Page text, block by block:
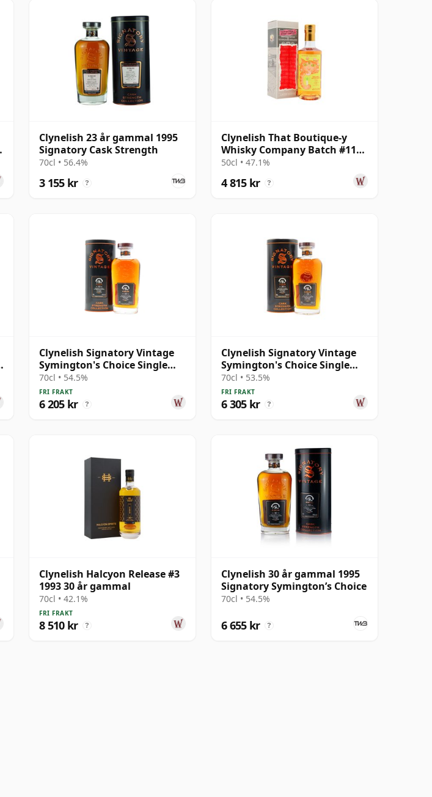
Clynelish 23 år gammal 1995
Signatory Cask Strength
70cl • 56.4%
3 155 kr ?
Clynelish That Boutique-y
Whisky Company Batch #11
Single Ma 25 år gammal
50cl • 47.1%
4 815 kr ?
Clynelish Signatory Vintage
Symington's Choice Single
Cask # 30 år gammal
70cl • 54.5%
FRI FRAKT
6 205 kr ?
Clynelish Signatory Vintage
Symington's Choice Single
Cask # 1995 28 år gammal
70cl • 53.5%
FRI FRAKT
6 305 kr ?
Clynelish Halcyon Release #3
1993 30 år gammal
70cl • 42.1%
FRI FRAKT
8 510 kr ?
Clynelish 30 år gammal 1995
Signatory Symington’s Choice
70cl • 54.5%
6 655 kr ?